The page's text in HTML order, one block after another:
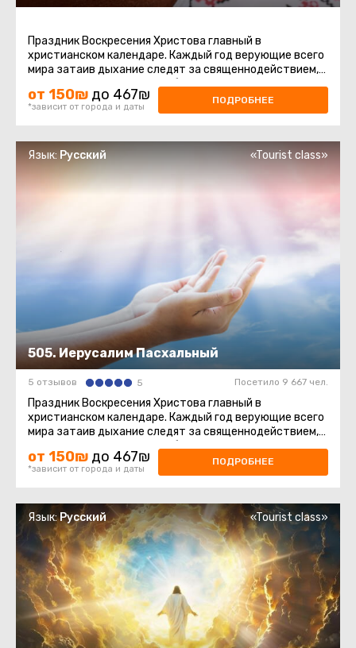
Праздник Воскресения Христова главный в
христианском календаре. Каждый год верующие всего
мира затаив дыхание следят за священнодействием,
происходящим в Храме Гроба ...
от 150₪ до 467₪
*зависит от города и даты
ПОДРОБНЕЕ
505. Иерусалим Пасхальный
Язык: Русский «Tourist class»
5 отзывов 5 Посетило 9 667 чел.
Праздник Воскресения Христова главный в
христианском календаре. Каждый год верующие всего
мира затаив дыхание следят за священнодействием,
происходящим в Храме Гроба ...
от 150₪ до 467₪
*зависит от города и даты
ПОДРОБНЕЕ
Язык:Русский «Tourist class»